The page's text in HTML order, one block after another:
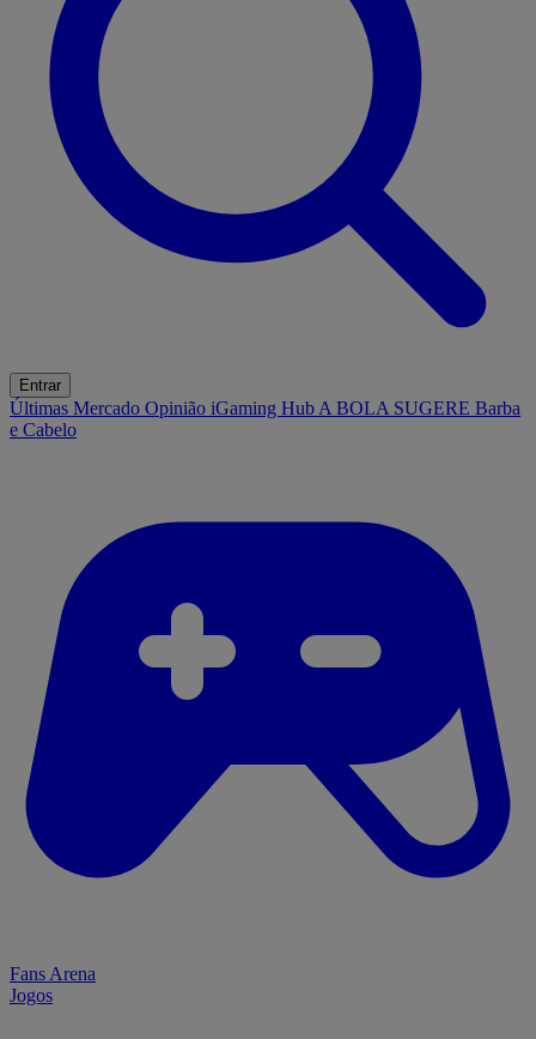
Entrar
Últimas Mercado Opinião iGaming Hub A BOLA SUGERE Barba
e Cabelo
Fans Arena
Jogos